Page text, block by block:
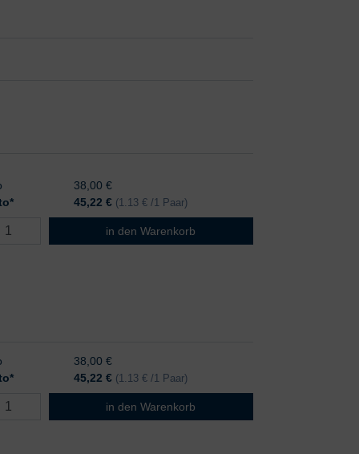
38,00 €
45,22 € (1.13 € /1 Paar)
B. Braun Vasco OP Grip Gr. 5,5
in den Warenkorb
38,00 €
45,22 € (1.13 € /1 Paar)
B. Braun Vasco OP Grip Gr. 6,0
in den Warenkorb